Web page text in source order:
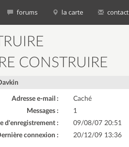
forums la carte contact
CONSTRUIRE
Adresse e-mail :
Caché
Messages :
1
d'enregistrement :
09/08/07 20:51
connexion :
20/12/09 13:36